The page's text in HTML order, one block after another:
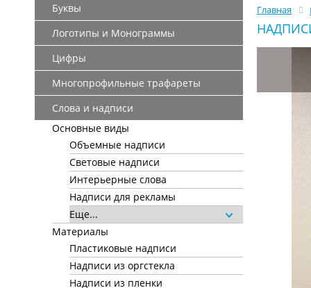
Главная
Буквы
Логотипы и Монограммы
Цифры
Многопрофильные трафареты
Слова и надписи
Основные виды
Объемные надписи
Световые надписи
Интерьерные слова
Надписи для рекламы
Еще...
Материалы
Пластиковые надписи
Надписи из оргстекла
Надписи из пленки